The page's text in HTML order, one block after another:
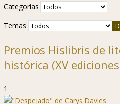
Categorías
Temas
Premios Hislibris de
histórica (XV
1